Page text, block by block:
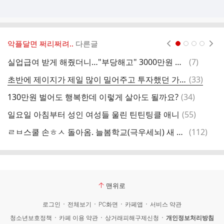
악플달면 쩌리쩌려.. 다른글
실업급여 받게 해줬더니…"부당해고" 3000만원 달라는 직원 [곽용희의 인사노무노트]
댓
(7)
초반에 제이지가 제일 많이 밀어주고 투자했던 가수는 리한나가 아니라 댓
글
(33)
130만원 벌어도 행복한데 이렇게 살아도 될까요? 댓
(34)
일요일 아침부터 성인 여성들 울린 틴틴팅클 애니 댓
(55)
ㄹㅂ스쿨 손ㅎㅅ 돌아옴. 늘봄학교(극우세뇌) 새 강사들 양성 교육 끝났고 기사 댓글 다시 빡세질듯 댓
(112)
맨위로
로그인 전체보기 PC화면 카페앱
서비스 약관
청소년보호정책
카페 이용 약관 상거래피해구제신청 개인정보처리방침